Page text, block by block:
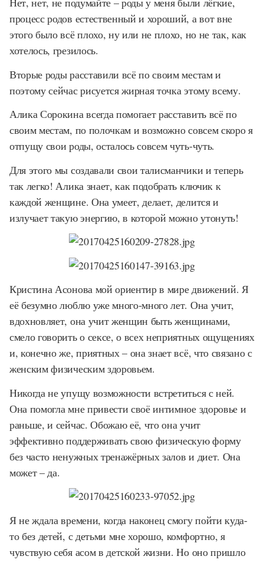
процесс родов естественный и хороший, а вот вне
этого было всё плохо, ну или не плохо, но не так, как
хотелось, грезилось.
Вторые роды расставили всё по своим местам и
поэтому сейчас рисуется жирная точка этому всему.
Алика Сорокина всегда помогает расставить всё по
своим местам, по полочкам и возможно совсем скоро я
отпущу свои роды, осталось совсем чуть-чуть.
Для этого мы создавали свои талисманчики и теперь
так легко! Алика знает, как подобрать ключик к
каждой женщине. Она умеет, делает, делится и
излучает такую энергию, в которой можно утонуть!
Кристина Асонова мой ориентир в мире движений. Я
её безумно люблю уже много-много лет. Она учит,
вдохновляет, она учит женщин быть женщинами,
смело говорить о сексе, о всех неприятных ощущениях
и, конечно же, приятных – она знает всё, что связано с
женским физическим здоровьем.
Никогда не упущу возможности встретиться с ней.
Она помогла мне привести своё интимное здоровье и
раньше, и сейчас. Обожаю её, что она учит
эффективно поддерживать свою физическую форму
без часто ненужных тренажёрных залов и диет. Она
может – да.
Я не ждала времени, когда наконец смогу пойти куда-
то без детей, с детьми мне хорошо, комфортно, я
чувствую себя асом в детской жизни. Но оно пришло